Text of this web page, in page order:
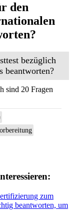
den
bezüglich
beantworten?
sind 20 Fragen
zum
beantworten, um